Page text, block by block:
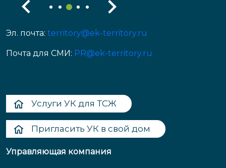
Эл. почта: territory@ek-territory.ru
Почта для СМИ: PR@ek-territory.ru
Услуги УК для ТСЖ
Пригласить УК в свой дом
Управляющая компания